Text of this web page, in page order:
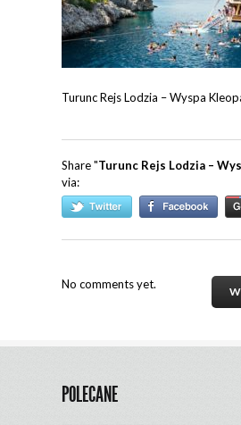
Turunc Rejs Lodzia – Wyspa
Share "Turunc Rejs Lodzia –
via:
No comments yet.
POLECANE